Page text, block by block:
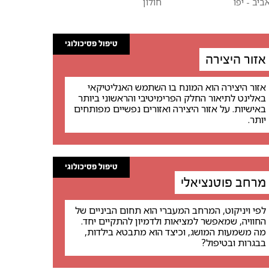
טיפול פסיכולוגי
אזור היצירה
אזור היצירה הוא המונח בו השתמש האנליטיקאי
באלינט לתיאור החלק הפרימיטיבי והראשוני ביותר
באישיות. על אזור היצירה ואזורים נפשיים מפותחים
יותר.
טיפול פסיכולוגי
מרחב פוטנציאלי
לפי ויניקוט, המרחב המעברי הוא תחום הביניים של
החוויה, שמאפשר למציאות ולדמיון להתקיים יחד.
מה משמעות המושג, וכיצד הוא מתבטא בילדות,
בבגרות ובטיפול?